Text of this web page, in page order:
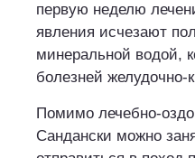
первую неделю
явления исчезают
минеральной водой,
болезней желудочно-
Помимо лечебно-
Сандански можно